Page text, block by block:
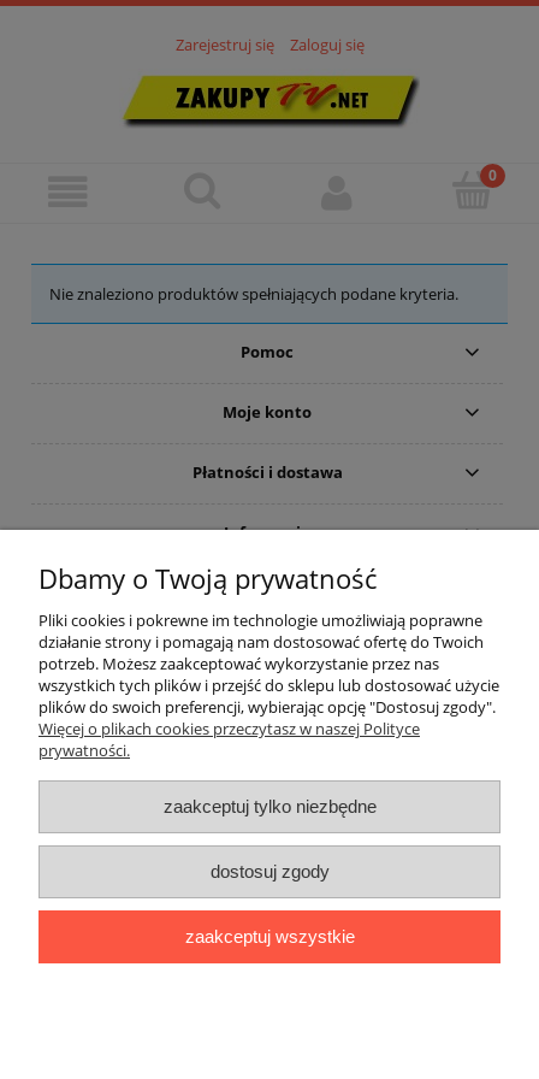
Zarejestruj się Zaloguj się
Nie znaleziono produktów spełniających podane kryteria.
Pomoc
Moje konto
Płatności i dostawa
Informacje
ZakupyTV.net
| Al. Wojska Polskiego 86 | 65-762 Zielona Góra |
woj. lubuskie | tel: 535 937 897 | mail: groupsale@poczta.fm
pokaż pełną wersję strony
Sklep internetowy Shoper.pl
Dbamy o Twoją prywatność
Pliki cookies i pokrewne im technologie umożliwiają poprawne
działanie strony i pomagają nam dostosować ofertę do Twoich
potrzeb. Możesz zaakceptować wykorzystanie przez nas
wszystkich tych plików i przejść do sklepu lub dostosować użycie
plików do swoich preferencji, wybierając opcję "Dostosuj zgody".
Więcej o plikach cookies przeczytasz w naszej Polityce
prywatności.
zaakceptuj tylko niezbędne
dostosuj zgody
zaakceptuj wszystkie